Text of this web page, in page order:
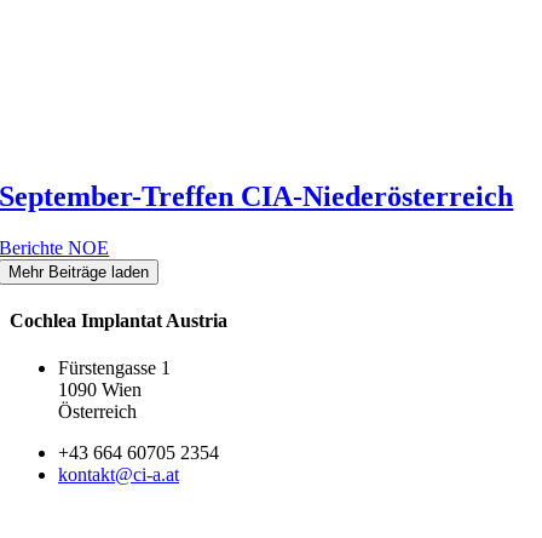
September-Treffen CIA-Niederösterreich
Berichte NOE
Mehr Beiträge laden
Cochlea Implantat Austria
Fürstengasse 1
1090 Wien
Österreich
+43 664 60705 2354
kontakt@ci-a.at